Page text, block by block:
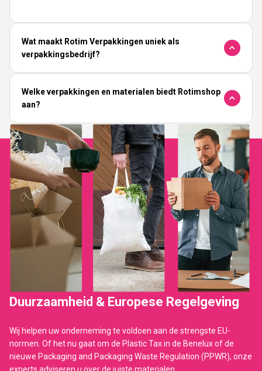
Wat maakt Rotim Verpakkingen uniek als
verpakkingsbedrijf?
Welke verpakkingen en materialen biedt Rotimshop
aan?
Duurzaamheid & Europese Regelgeving
Wij helpen uw onderneming te voldoen aan de strengste EU-
normen. Of het nu gaat om de Plastic Tax in de Benelux of de
nieuwe Packaging and Packaging Waste Regulation (PPWR), onze
experts adviseren u over de juiste materialen.